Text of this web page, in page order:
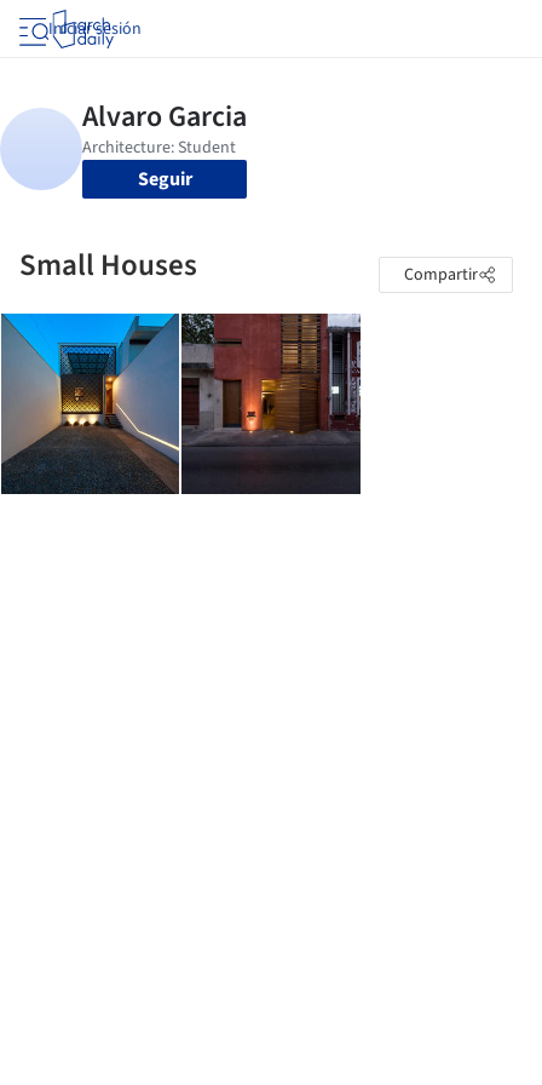
Iniciar sesión
Seguir
Small Houses Compartir